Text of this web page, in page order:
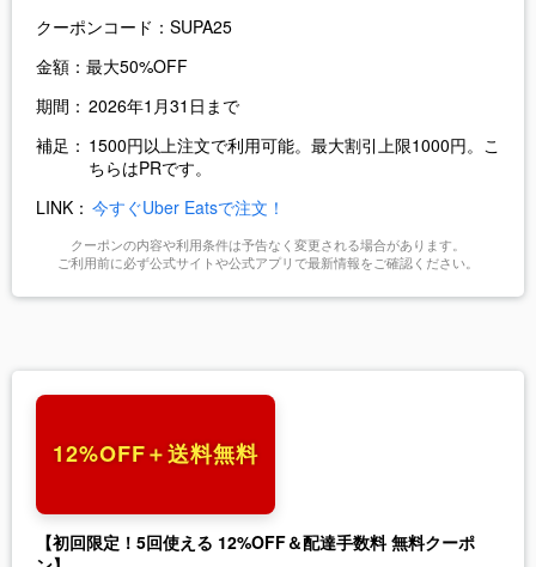
クーポンコード： SUPA25
金額： 最大50%OFF
期間： 2026年1月31日まで
補足： 1500円以上注文で利用可能。最大割引上限1000円。こ
ちらはPRです。
LINK： 今すぐUber Eatsで注文！
クーポンの内容や利用条件は予告なく変更される場合があります。
ご利用前に必ず公式サイトや公式アプリで最新情報をご確認ください。
12%OFF＋送料無料
【初回限定！5回使える 12%OFF＆配達手数料 無料クーポ